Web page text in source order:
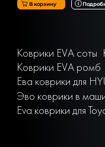
В корзину
Коврики EVA соты
Коврики EVA ромб
Ева коврики для
Эво коврики в
Eva коврики для